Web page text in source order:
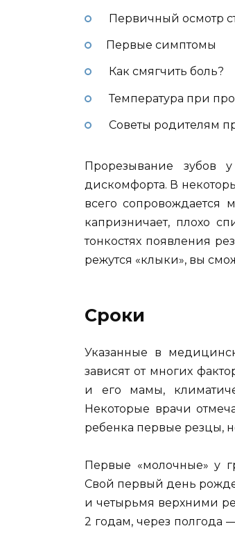
Первичный осмотр
Первые симптомы
Как смягчить боль?
Температура при
Советы родителям
Прорезывание зубов
дискомфорта. В
всего сопровождается
капризничает, плохо
тонкостях появления
режутся «клыки», вы
Сроки
Указанные в
зависят от многих
и его мамы,
Некоторые врачи
ребенка первые резцы,
Первые «молочные» у
Свой первый день
и четырьмя верхними
2 годам, через полгода